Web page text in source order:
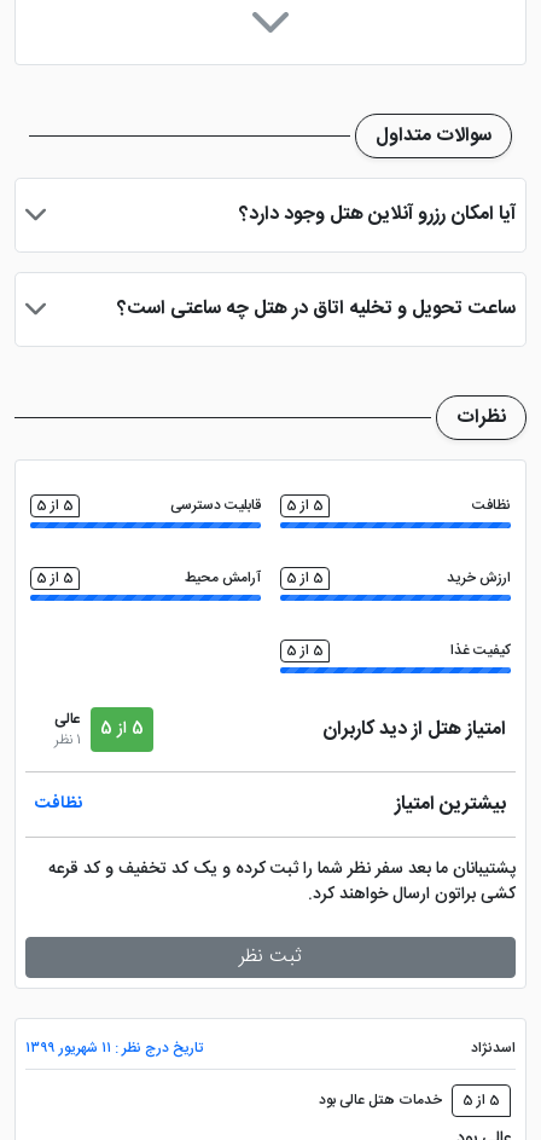
فضای سبز
سوالات متداول
آیا امکان رزرو آنلاین هتل وجود دارد؟
بله، با انتخاب تاریخ ورود و خروج، نوع اتاق و تعداد نفرات می توانید
دریافت نمایید.
ساعت تحویل و تخلیه اتاق در هتل چه ساعتی است؟
ساعت تحویل اتاق ساعت 2 بعد از ظهر و ساعت تخلیه اتاق 12 ظهر
نظرات
نظافت 5 از 5 قابلیت دسترسی 5 از 5
ارزش خرید 5 از 5 آرامش محیط 5 از 5
کیفیت غذا 5 از 5
امتیاز هتل از دید کاربران 5 از 5
عالی
1 نظر
بیشترین امتیاز نظافت
پشتیبانان ما بعد سفر نظر شما را ثبت کرده و یک کد تخفیف و کد قرعه
کشی براتون ارسال خواهند کرد.
ثبت نظر
اسدنژاد تاریخ درج نظر : ۱۱ شهریور ۱۳۹۹
5 از 5 خدمات هتل عالی بود